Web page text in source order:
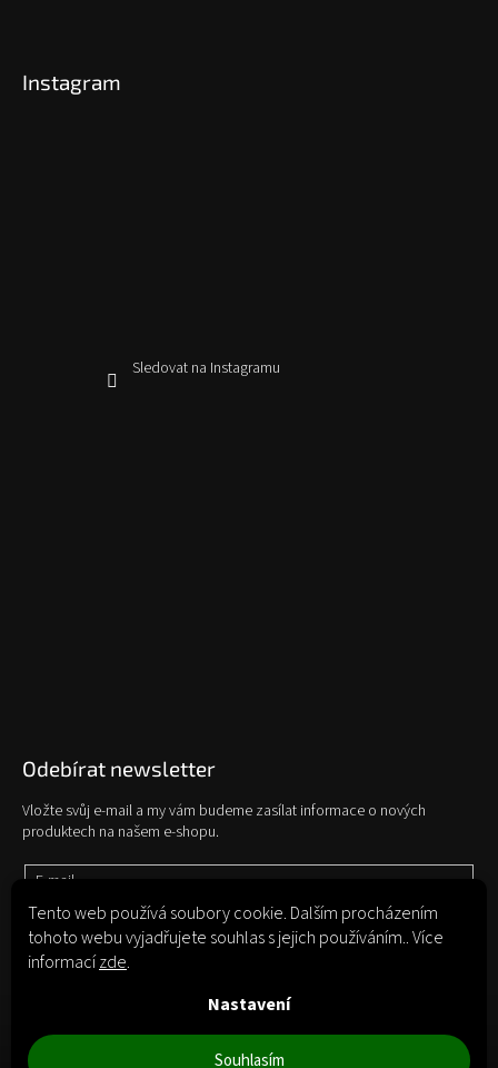
Tento web používá soubory cookie. Dalším procházením
tohoto webu vyjadřujete souhlas s jejich používáním.. Více
informacízde.
Nastavení
Souhlasím
Instagram
Sledovat na Instagramu
Odebírat newsletter
Vložte svůj e-mail a my vám budeme zasílat informace o nových
produktech na našem e-shopu.
E-mail
Vložením e-mailu souhlasíte spodmínkami ochrany osobních údajů